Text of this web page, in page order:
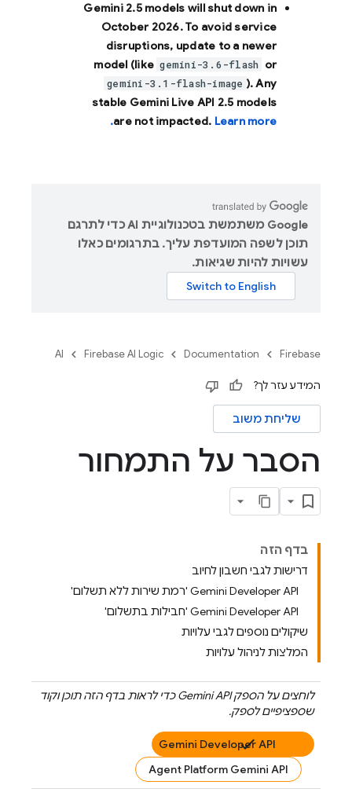
Gemini 2.5 models will shut down in
October 2026. To avoid service
disruptions, update to a newer
model (like gemini-3.6-flash or
gemini-3.1-flash-image ). Any
stable Gemini Live API 2.5 models
are not impacted. Learn more.
‫Google משתמשת בטכנולוגיית AI כדי לתרגם
תוכן לשפה המועדפת עליך. בתרגומים כאלו
עשויות להיות שגיאות.
Firebase
Documentation
Firebase AI Logic
AI
המידע עזר לך?
שליחת משוב
הסבר על התמחור
בדף הזה
דרישות לגבי חשבון לחיוב
‫Gemini Developer API 'רמת שירות ללא תשלום'
‫Gemini Developer API 'חבילות בתשלום'
שיקולים נוספים לגבי עלויות
המלצות לניהול עלויות
לוחצים על הספקGemini APIכדי לראות בדף הזה תוכן וקוד
שספציפיים לספק.
Gemini Developer API
Agent Platform Gemini API